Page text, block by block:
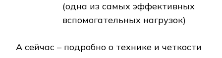
(одна из самых эффективных
вспомогательных нагрузок)
А сейчас – подробно о технике и четкости